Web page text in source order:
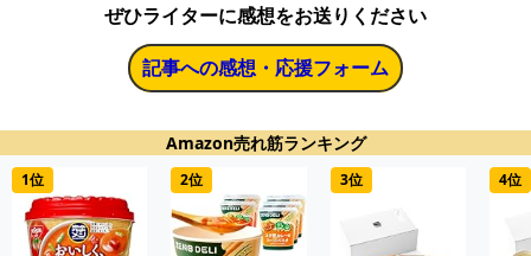
ぜひライターに感想をお送りください
記事への感想・応援フォーム
Amazon売れ筋ランキング
1位 2位 3位 4位